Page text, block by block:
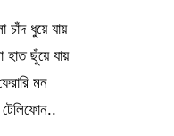
ধুয়ে যায়
হাত ছুঁয়ে যায়
মন